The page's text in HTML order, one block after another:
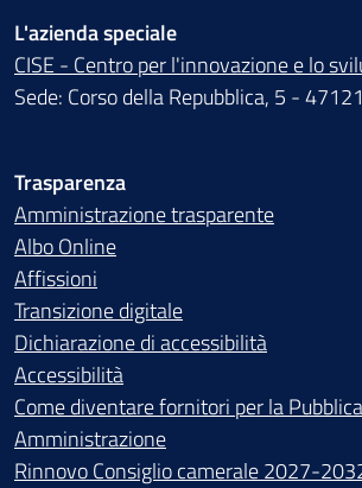
L'azienda speciale
CISE - Centro per l'innovazione e lo
Sede: Corso della Repubblica, 5 -
Trasparenza
Amministrazione trasparente
Albo Online
Affissioni
Transizione digitale
Dichiarazione di accessibilità
Accessibilità
Come diventare fornitori per la Pubblica
Amministrazione
Rinnovo Consiglio camerale 2027-